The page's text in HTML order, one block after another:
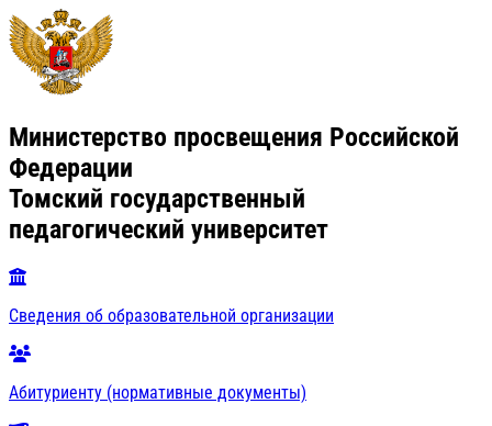
Министерство просвещения Российской
Федерации
Томский государственный
педагогический университет
Сведения об образовательной организации
Абитуриенту (нормативные документы)